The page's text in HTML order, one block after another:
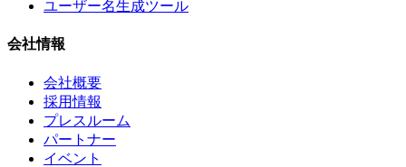
ユーザー名生成ツール
会社情報
会社概要
採用情報
プレスルーム
パートナー
イベント